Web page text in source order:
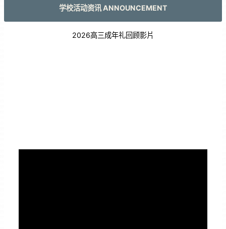
学校活动资讯 ANNOUNCEMENT
2026高三成年礼回顾影片